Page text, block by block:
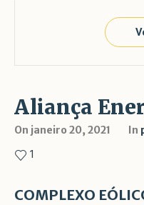
Aliança
On janeiro 20, 2021 In
1
COMPLEXO